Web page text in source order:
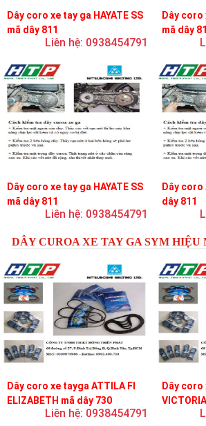
Dây coro xe tay ga HAYATE SS
mã dây 811
Liên hệ: 0938454791
Dây coro
mã dây
Dây coro xe tay ga HAYATE SS
mã dây 811
Liên hệ: 0938454791
Dây coro
dây 811
DÂY CUROA XE TAY GA SYM HIỆU
Dây coro xe tayga ATTILA FI
ELIZABETH mã dây 730
Liên hệ: 0938454791
Dây coro